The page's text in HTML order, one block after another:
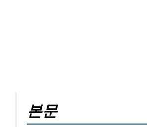
본문